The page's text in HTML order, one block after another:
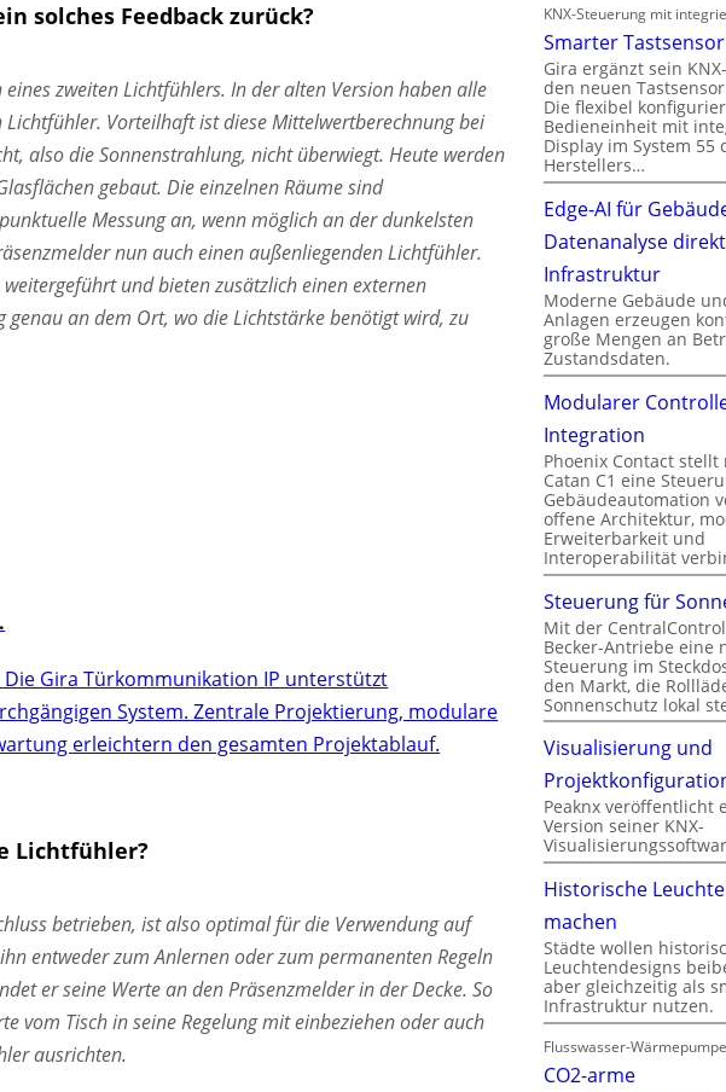
solches Feedback zurück?
zweiten Lichtfühlers. In der alten Version haben alle
Vorteilhaft ist diese Mittelwertberechnung bei
also die Sonnenstrahlung, nicht überwiegt. Heute werden
gebaut. Die einzelnen Räume sind
Messung an, wenn möglich an der dunkelsten
nun auch einen außenliegenden Lichtfühler.
und bieten zusätzlich einen externen
an dem Ort, wo die Lichtstärke benötigt wird, zu
Gira Türkommunikation IP unterstützt
System. Zentrale Projektierung, modulare
erleichtern den gesamten Projektablauf.
Lichtfühler?
betrieben, ist also optimal für die Verwendung auf
entweder zum Anlernen oder zum permanenten Regeln
er seine Werte an den Präsenzmelder in der Decke. So
vom Tisch in seine Regelung mit einbeziehen oder auch
ausrichten.
KNX-Steuerung mit
Smarter
Gira ergänzt sein
den neuen
Die flexibel
Bedieneinheit mit
Display im System 55
Herstellers…
Edge-AI für
Datenanalyse
Infrastruktur
Moderne Gebäude
Anlagen erzeugen
große Mengen an
Zustandsdaten.
Modularer
Integration
Phoenix Contact stellt
Catan C1 eine
Gebäudeautomation
offene Architektur,
Erweiterbarkeit und
Interoperabilität
Steuerung für
Mit der
Becker-Antriebe eine
Steuerung im
den Markt, die
Sonnenschutz lokal
Visualisierung und
Peaknx veröffentlicht
Version seiner KNX-
Historische
machen
Städte wollen
Leuchtendesigns
aber gleichzeitig als
Infrastruktur nutzen.
Flusswasser-
CO2-arme